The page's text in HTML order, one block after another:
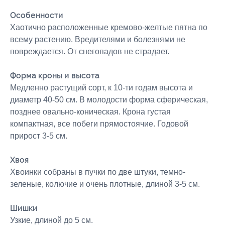
Особенности
Хаотично расположенные кремово-желтые пятна по
всему растению. Вредителями и болезнями не
повреждается. От снегопадов не страдает.
Форма кроны и высота
Медленно растущий сорт, к 10-ти годам высота и
диаметр 40-50 см. В молодости форма сферическая,
позднее овально-коническая. Крона густая
компактная, все побеги прямостоячие. Годовой
прирост 3-5 см.
Хвоя
Хвоинки собраны в пучки по две штуки, темно-
зеленые, колючие и очень плотные, длиной 3-5 см.
Шишки
Узкие, длиной до 5 см.